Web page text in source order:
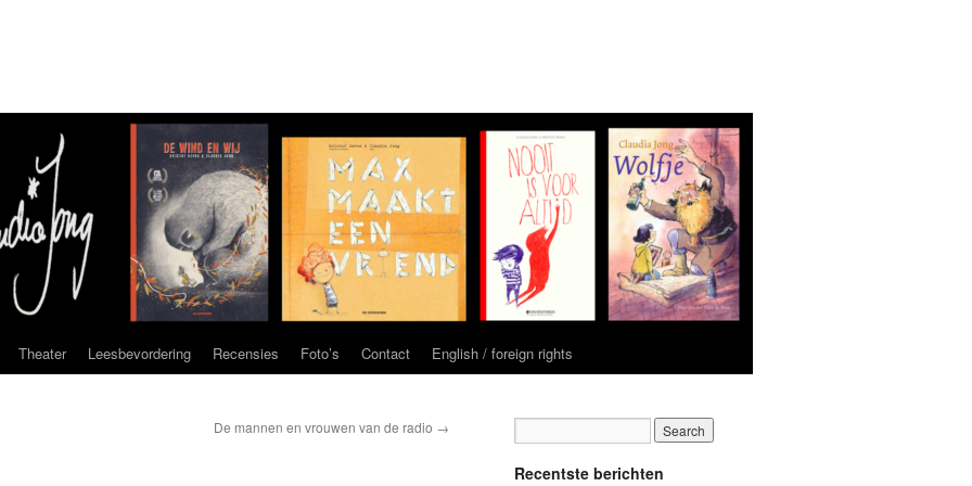
Theater Leesbevordering Recensies Foto’s Contact English / foreign rights
De mannen en vrouwen van de radio →
Recentste berichten